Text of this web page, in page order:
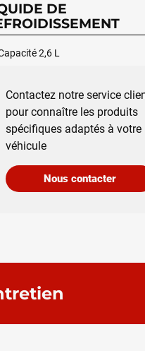
DE
2,6 L
Contactez notre service
pour connaître les produits
spécifiques adaptés à votre
véhicule
Nous contacter